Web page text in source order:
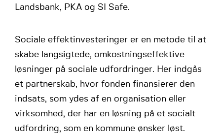
Landsbank, PKA og SI Safe.
Sociale effektinvesteringer er en metode til at
skabe langsigtede, omkostningseffektive
løsninger på sociale udfordringer. Her indgås
et partnerskab, hvor fonden finansierer den
indsats, som ydes af en organisation eller
virksomhed, der har en løsning på et socialt
udfordring, som en kommune ønsker løst.